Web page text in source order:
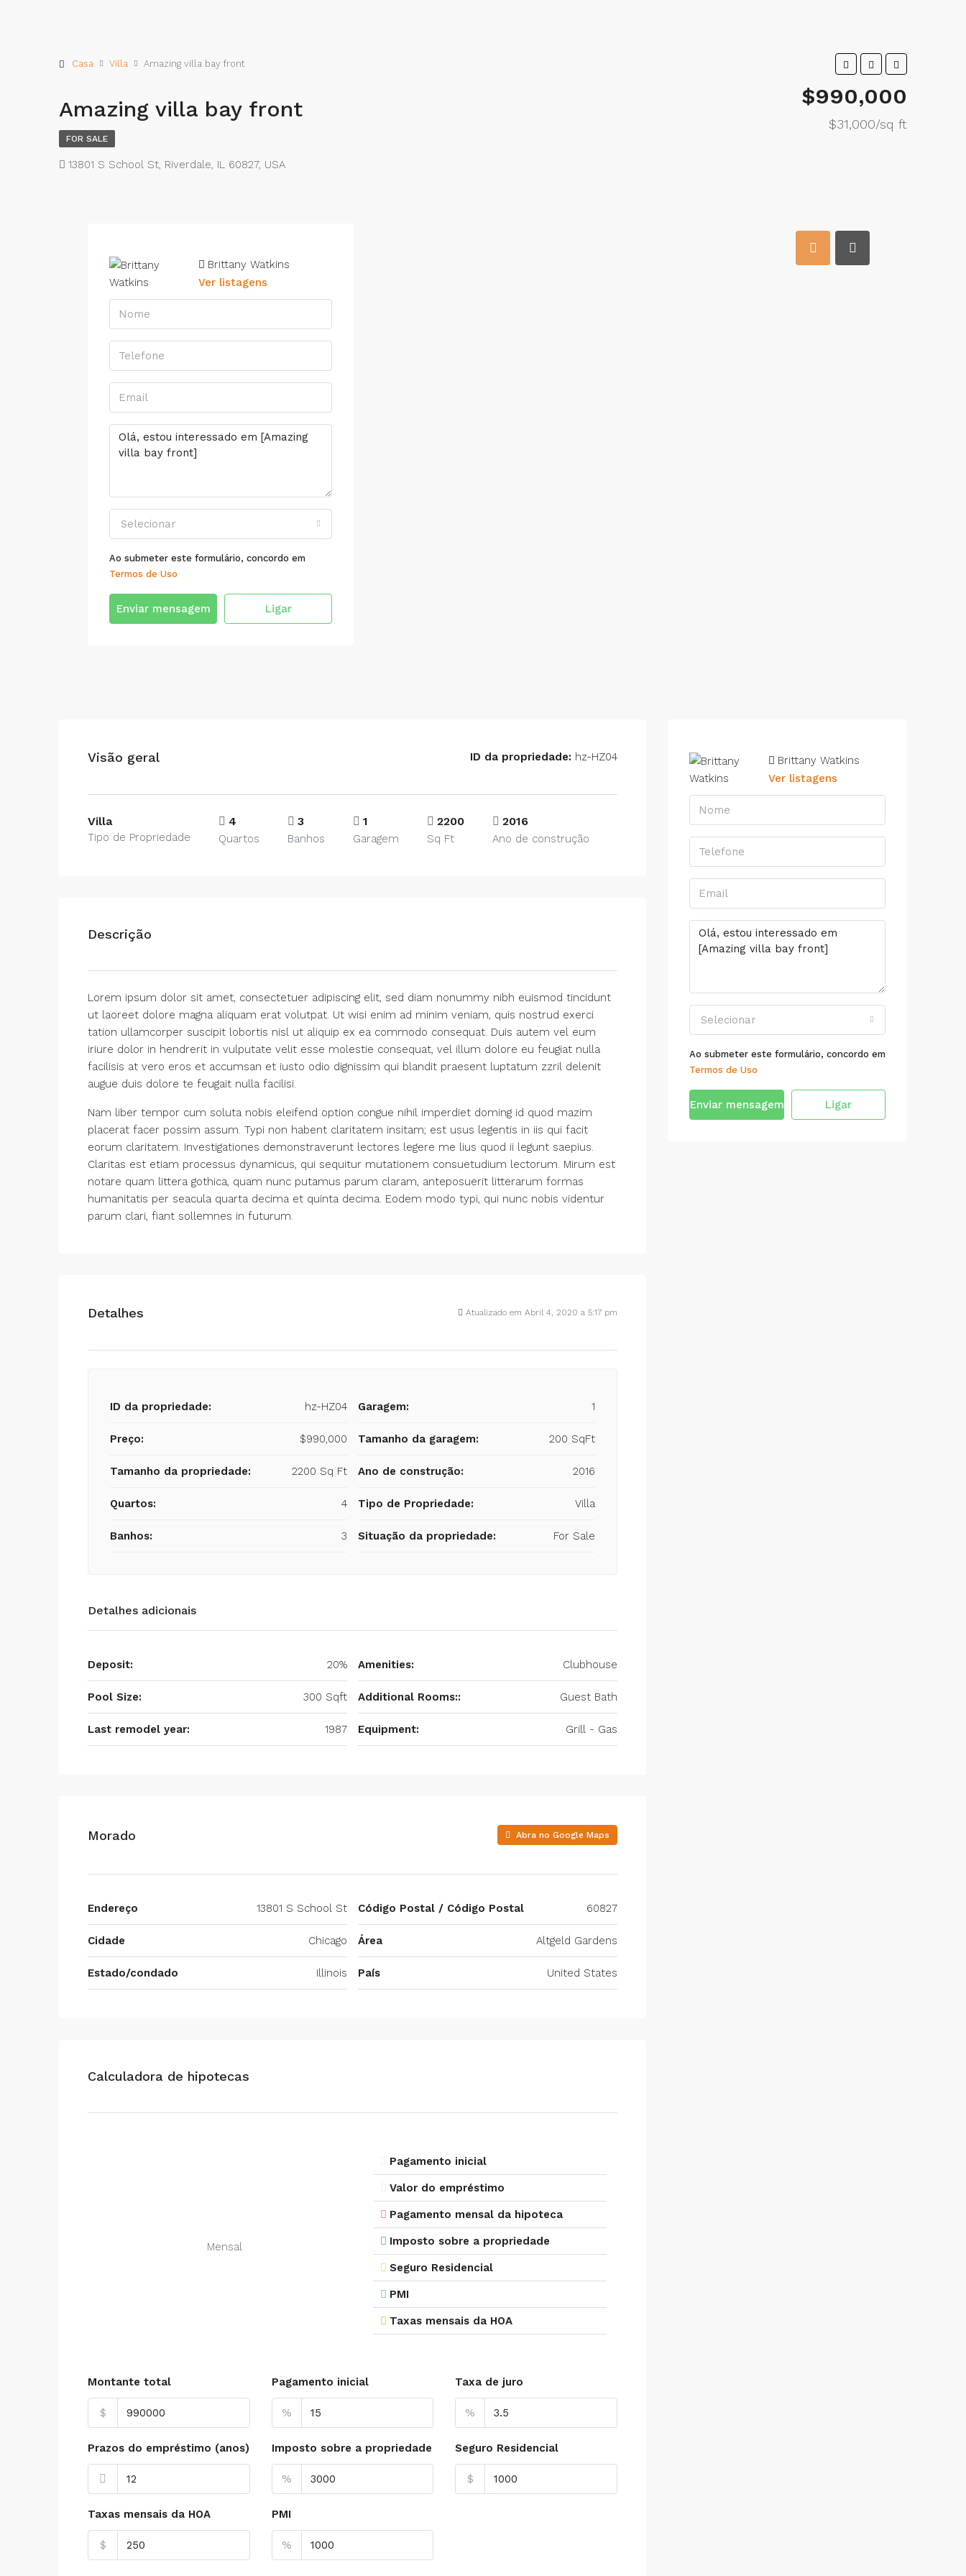
Casa Villa Amazing villa bay front
Amazing villa bay front
$990,000
$31,000/sq ft
FOR SALE
13801 S School St, Riverdale, IL 60827, USA
Brittany Watkins
Ver listagens
Selecionar
Ao submeter este formulário, concordo em
Termos de Uso
Enviar mensagem Ligar
Visão geral ID da propriedade: hz-HZ04
Villa
Tipo de Propriedade
4
Quartos
3
Banhos
1
Garagem
2200
Sq Ft
2016
Ano de construção
Descrição
Lorem ipsum dolor sit amet, consectetuer adipiscing elit, sed diam nonummy nibh euismod tincidunt
ut laoreet dolore magna aliquam erat volutpat. Ut wisi enim ad minim veniam, quis nostrud exerci
tation ullamcorper suscipit lobortis nisl ut aliquip ex ea commodo consequat. Duis autem vel eum
iriure dolor in hendrerit in vulputate velit esse molestie consequat, vel illum dolore eu feugiat nulla
facilisis at vero eros et accumsan et iusto odio dignissim qui blandit praesent luptatum zzril delenit
augue duis dolore te feugait nulla facilisi.
Nam liber tempor cum soluta nobis eleifend option congue nihil imperdiet doming id quod mazim
placerat facer possim assum. Typi non habent claritatem insitam; est usus legentis in iis qui facit
eorum claritatem. Investigationes demonstraverunt lectores legere me lius quod ii legunt saepius.
Claritas est etiam processus dynamicus, qui sequitur mutationem consuetudium lectorum. Mirum est
notare quam littera gothica, quam nunc putamus parum claram, anteposuerit litterarum formas
humanitatis per seacula quarta decima et quinta decima. Eodem modo typi, qui nunc nobis videntur
parum clari, fiant sollemnes in futurum.
Detalhes Atualizado em Abril 4, 2020 a 5:17 pm
ID da propriedade: hz-HZ04
Preço: $990,000
Tamanho da propriedade: 2200 Sq Ft
Quartos: 4
Banhos: 3
Garagem: 1
Tamanho da garagem: 200 SqFt
Ano de construção: 2016
Tipo de Propriedade: Villa
Situação da propriedade: For Sale
Detalhes adicionais
Deposit: 20%
Pool Size: 300 Sqft
Last remodel year: 1987
Amenities: Clubhouse
Additional Rooms:: Guest Bath
Equipment: Grill - Gas
Morado Abra no Google Maps
Endereço 13801 S School St
Cidade Chicago
Estado/condado Illinois
Código Postal / Código Postal 60827
Área Altgeld Gardens
País United States
Calculadora de hipotecas
Mensal
Pagamento inicial
Valor do empréstimo
Pagamento mensal da hipoteca
Imposto sobre a propriedade
Seguro Residencial
PMI
Taxas mensais da HOA
Montante total
$
Pagamento inicial
%
Taxa de juro
%
Prazos do empréstimo (anos) Imposto sobre a propriedade
%
Seguro Residencial
$
Taxas mensais da HOA
$
PMI
%
Brittany Watkins
Ver listagens
Selecionar
Ao submeter este formulário, concordo em
Termos de Uso
Enviar mensagem Ligar